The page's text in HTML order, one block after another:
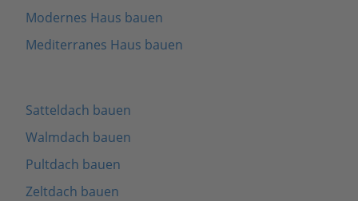
Modernes Haus bauen
Mediterranes Haus bauen
Satteldach bauen
Walmdach bauen
Pultdach bauen
Zeltdach bauen